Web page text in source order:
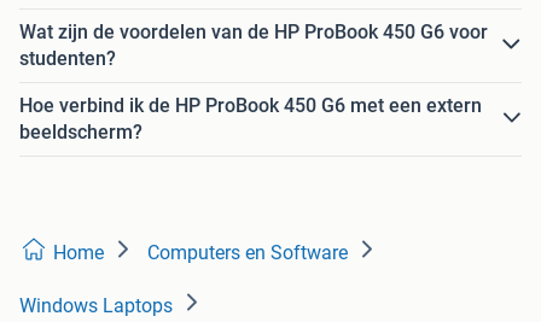
Wat zijn de voordelen van de HP ProBook 450 G6 voor
studenten?
Hoe verbind ik de HP ProBook 450 G6 met een extern
beeldscherm?
Home Computers en Software
Windows Laptops